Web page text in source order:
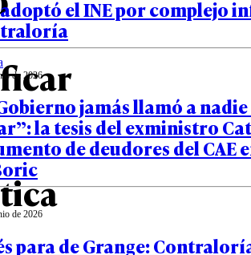
el INE por complejo
de 2026
jamás llamó a
la tesis del exministro
de deudores del CAE
de 2026
para de Grange: